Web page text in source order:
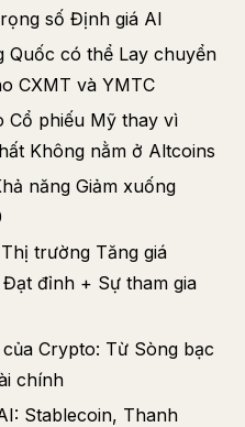
số Định giá AI
Quốc có thể Lay chuyển
CXMT và YMTC
Cổ phiếu Mỹ thay vì
Không nằm ở Altcoins
năng Giảm xuống
trường Tăng giá
đỉnh + Sự tham gia
Crypto: Từ Sòng bạc
chính
Stablecoin, Thanh